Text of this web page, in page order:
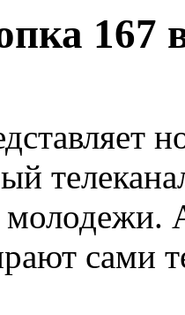
сами